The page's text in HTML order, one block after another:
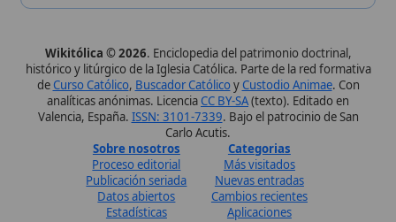
Únete · publicación regular
Perfil de Instagram
Síguenos · @wikitolica